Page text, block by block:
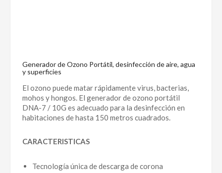
Generador de Ozono Portátil, desinfección de aire, agua
y superficies
El ozono puede matar rápidamente virus, bacterias,
mohos y hongos. El generador de ozono portátil
DNA-7 / 10G es adecuado para la desinfección en
habitaciones de hasta 150 metros cuadrados.
CARACTERISTICAS
Tecnología única de descarga de corona